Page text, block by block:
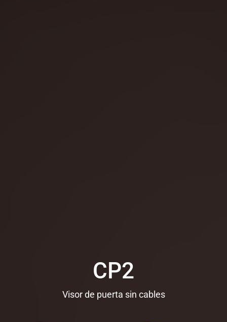
CP2
Visor de puerta sin cables